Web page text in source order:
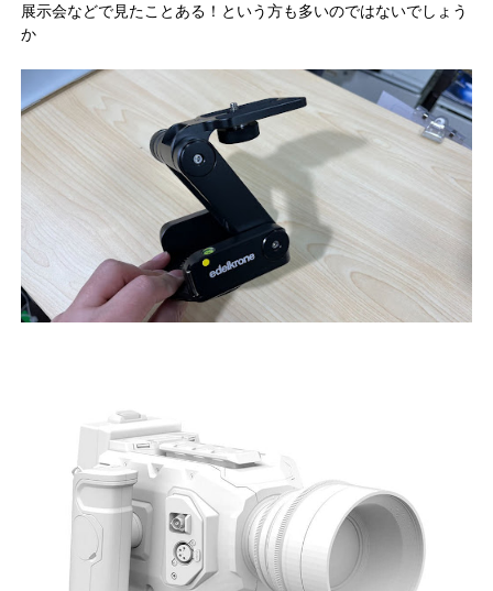
展示会などで見たことある！という方も多いのではないでしょう
か